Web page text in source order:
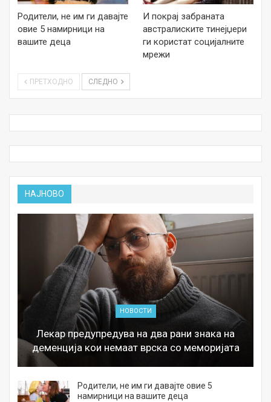
Родители, не им ги давајте
овие 5 намирници на
вашите деца
И покрај забраната
австралиските тинејџери
ги користат социјалните
мрежи
ПРЕТХОДНО СЛЕДНО
НАЈНОВО
НОВОСТИ
Лекар предупредува на два рани знака на
деменција кои немаат врска со меморијата
Родители, не им ги давајте овие 5
намирници на вашите деца